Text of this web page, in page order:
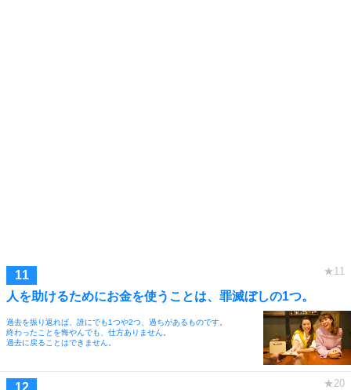
人を助けるためにお金を使うことは、罪滅ぼしの1つ。
過去を振り返れば、誰にでも1つや2つ、過ちがあるものです。
終わったことを悔やんでも、仕方ありません。
過去に戻ることはできません。